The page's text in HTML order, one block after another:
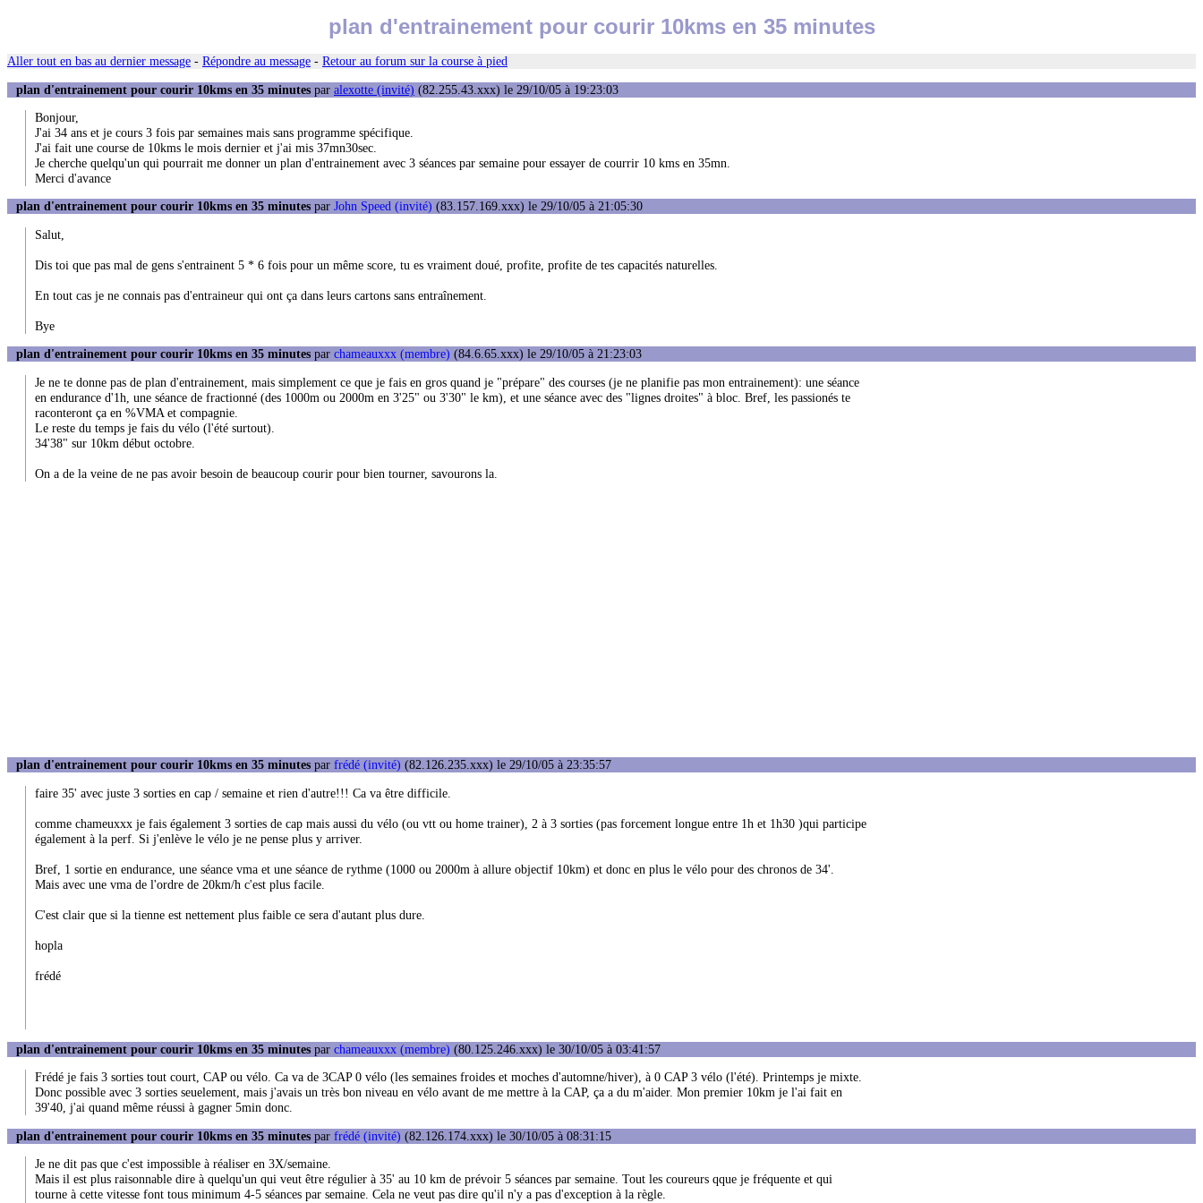
plan d'entrainement pour courir 10kms en 35 minutes
Aller tout en bas au dernier message - Répondre au message - Retour au forum sur la course à pied
plan d'entrainement pour courir 10kms en 35 minutes par alexotte (invité) (82.255.43.xxx) le 29/10/05 à 19:23:03
Bonjour,
J'ai 34 ans et je cours 3 fois par semaines mais sans programme spécifique.
J'ai fait une course de 10kms le mois dernier et j'ai mis 37mn30sec.
Je cherche quelqu'un qui pourrait me donner un plan d'entrainement avec 3 séances par semaine pour essayer de courrir 10 kms en 35mn.
Merci d'avance
plan d'entrainement pour courir 10kms en 35 minutes par John Speed (invité) (83.157.169.xxx) le 29/10/05 à 21:05:30
Salut,
Dis toi que pas mal de gens s'entrainent 5 * 6 fois pour un même score, tu es vraiment doué, profite, profite de tes capacités naturelles.
En tout cas je ne connais pas d'entraineur qui ont ça dans leurs cartons sans entraînement.
Bye
plan d'entrainement pour courir 10kms en 35 minutes par chameauxxx (membre) (84.6.65.xxx) le 29/10/05 à 21:23:03
Je ne te donne pas de plan d'entrainement, mais simplement ce que je fais en gros quand je "prépare" des courses (je ne planifie pas mon entrainement): une séance
en endurance d'1h, une séance de fractionné (des 1000m ou 2000m en 3'25" ou 3'30" le km), et une séance avec des "lignes droites" à bloc. Bref, les passionés te
raconteront ça en %VMA et compagnie.
Le reste du temps je fais du vélo (l'été surtout).
34'38" sur 10km début octobre.
On a de la veine de ne pas avoir besoin de beaucoup courir pour bien tourner, savourons la.
plan d'entrainement pour courir 10kms en 35 minutes par frédé (invité) (82.126.235.xxx) le 29/10/05 à 23:35:57
faire 35' avec juste 3 sorties en cap / semaine et rien d'autre!!! Ca va être difficile.
comme chameuxxx je fais également 3 sorties de cap mais aussi du vélo (ou vtt ou home trainer), 2 à 3 sorties (pas forcement longue entre 1h et 1h30 )qui participe
également à la perf. Si j'enlève le vélo je ne pense plus y arriver.
Bref, 1 sortie en endurance, une séance vma et une séance de rythme (1000 ou 2000m à allure objectif 10km) et donc en plus le vélo pour des chronos de 34'.
Mais avec une vma de l'ordre de 20km/h c'est plus facile.
C'est clair que si la tienne est nettement plus faible ce sera d'autant plus dure.
hopla
frédé
plan d'entrainement pour courir 10kms en 35 minutes par chameauxxx (membre) (80.125.246.xxx) le 30/10/05 à 03:41:57
Frédé je fais 3 sorties tout court, CAP ou vélo. Ca va de 3CAP 0 vélo (les semaines froides et moches d'automne/hiver), à 0 CAP 3 vélo (l'été). Printemps je mixte.
Donc possible avec 3 sorties seuelement, mais j'avais un très bon niveau en vélo avant de me mettre à la CAP, ça a du m'aider. Mon premier 10km je l'ai fait en
39'40, j'ai quand même réussi à gagner 5min donc.
plan d'entrainement pour courir 10kms en 35 minutes par frédé (invité) (82.126.174.xxx) le 30/10/05 à 08:31:15
Je ne dit pas que c'est impossible à réaliser en 3X/semaine.
Mais il est plus raisonnable dire à quelqu'un qui veut être régulier à 35' au 10 km de prévoir 5 séances par semaine. Tout les coureurs qque je fréquente et qui
tourne à cette vitesse font tous minimum 4-5 séances par semaine. Cela ne veut pas dire qu'il n'y a pas d'exception à la règle.